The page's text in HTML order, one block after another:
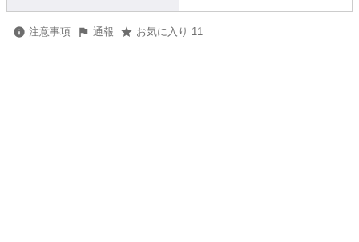
注意事項 通報 お気に入り 11